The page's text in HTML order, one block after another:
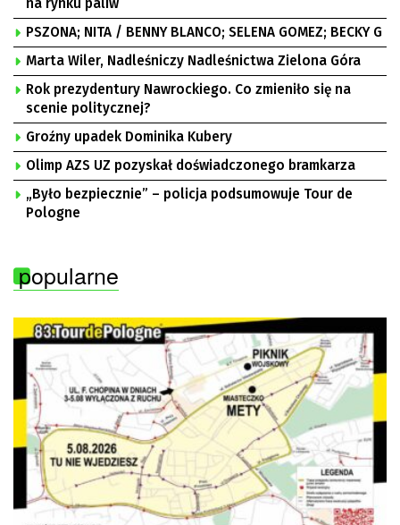
PSZONA; NITA / BENNY BLANCO; SELENA GOMEZ; BECKY G
Marta Wiler, Nadleśniczy Nadleśnictwa Zielona Góra
Rok prezydentury Nawrockiego. Co zmieniło się na
scenie politycznej?
Groźny upadek Dominika Kubery
Olimp AZS UZ pozyskał doświadczonego bramkarza
„Było bezpiecznie” – policja podsumowuje Tour de
Pologne
popularne